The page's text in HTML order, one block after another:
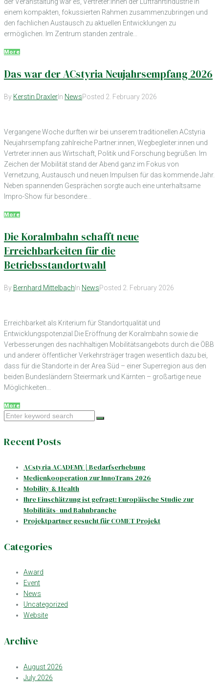
einem kompakten, fokussierten Rahmen zusammenzubringen und
den fachlichen Austausch zu aktuellen Entwicklungen zu
ermöglichen. Im Zentrum standen zentrale...
More
Das war der ACstyria Neujahrsempfang 2026
By Kerstin Draxler In NewsPosted 2. February 2026
Vergangene Woche durften wir bei unserem traditionellen ACstyria
Neujahrsempfang zahlreiche Partner:innen, Wegbegleiter:innen und
Vertreter:innen aus Wirtschaft, Politik und Forschung begrüßen. Im
Zeichen der Mobilität stand der Abend ganz im Fokus von
Vernetzung, Austausch und neuen Impulsen für das kommende Jahr.
Neben spannenden Gesprächen sorgte auch eine unterhaltsame
Impro-Show für besondere...
More
Die Koralmbahn schafft neue
Erreichbarkeiten für die
Betriebsstandortwahl
By Bernhard Mittelbach In NewsPosted 2. February 2026
Erreichbarkeit als Kriterium für Standortqualität und
Entwicklungspotenzial Die Eröffnung der Koralmbahn sowie die
Verbesserungen des nachhaltigen Mobilitätsangebots durch die ÖBB
und anderer öffentlicher Verkehrsträger tragen wesentlich dazu bei,
dass für die Standorte in der Area Süd – einer Superregion aus den
beiden Bundesländern Steiermark und Kärnten – großartige neue
Möglichkeiten...
More
Search
Recent Posts
ACstyria ACADEMY | Bedarfserhebung
Medienkooperation zur InnoTrans 2026
Mobility & Health
Ihre Einschätzung ist gefragt: Europäische Studie zur
Mobilitäts- und Bahnbranche
Projektpartner gesucht für COMET Projekt
Categories
Award
Event
News
Uncategorized
Website
Archive
August 2026
July 2026